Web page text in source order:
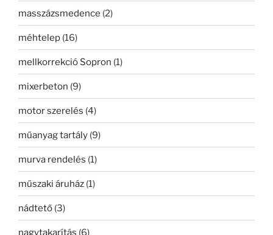
masszázsmedence (2)
méhtelep (16)
mellkorrekció Sopron (1)
mixerbeton (9)
motor szerelés (4)
műanyag tartály (9)
murva rendelés (1)
műszaki áruház (1)
nádtető (3)
nagytakarítás (6)